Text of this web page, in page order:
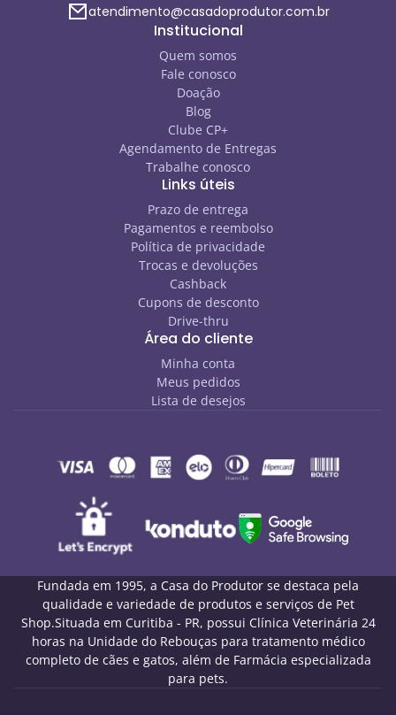
atendimento@casadoprodutor.com.br
Institucional
Quem somos
Fale conosco
Doação
Blog
Clube CP+
Agendamento de Entregas
Trabalhe conosco
Links úteis
Prazo de entrega
Pagamentos e reembolso
Política de privacidade
Trocas e devoluções
Cashback
Cupons de desconto
Drive-thru
Área do cliente
Minha conta
Meus pedidos
Lista de desejos
Fundada em 1995, a Casa do Produtor se destaca pela
qualidade e variedade de produtos e serviços de Pet
Shop.Situada em Curitiba - PR, possui Clínica Veterinária 24
horas na Unidade do Rebouças para tratamento médico
completo de cães e gatos, além de Farmácia especializada
para pets.